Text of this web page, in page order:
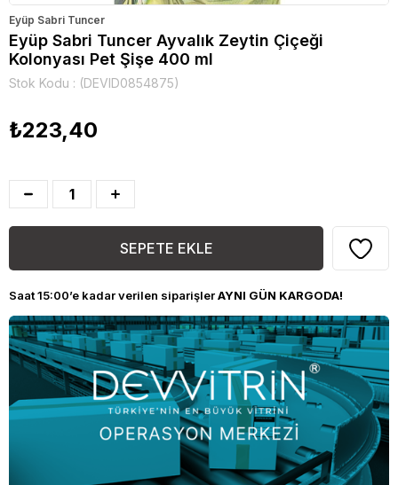
Eyüp Sabri Tuncer
Eyüp Sabri Tuncer Ayvalık Zeytin Çiçeği
Kolonyası Pet Şişe 400 ml
Stok Kodu (DEVID0854875)
₺223,40
Saat 15:00’e kadar verilen siparişlerAYNI GÜN KARGODA!